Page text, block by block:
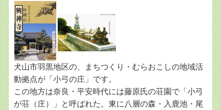
犬山市羽黒地区の、まちつくり・むらおこしの地域活
動拠点が「小弓の庄」です。
この地方は奈良・平安時代には藤原氏の荘園で「小弓
が荘（庄）」と呼ばれた。東に八層の森・入鹿池・尾